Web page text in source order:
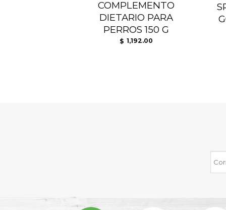
COMPLEMENTO
DIETARIO PARA
PERROS 150 G
$ 1,192.00